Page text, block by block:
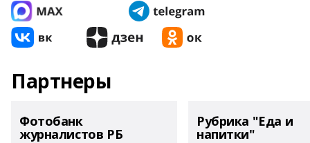
Партнеры
Фотобанк
журналистов РБ
Рубрика "Еда и
напитки"